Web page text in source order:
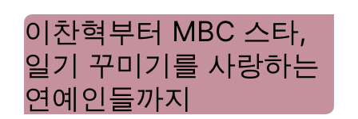
이찬혁부터 MBC 스타,
일기 꾸미기를 사랑하는
연예인들까지